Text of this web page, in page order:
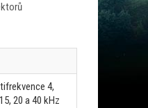
4,
20 a 40 kHz